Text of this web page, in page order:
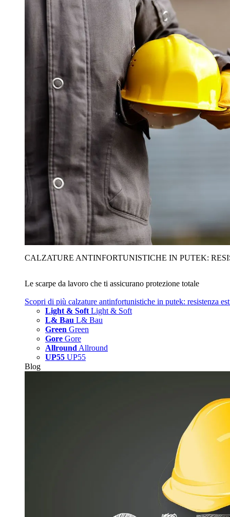
CALZATURE ANTINFORTUNISTICHE IN PUTEK:
Le scarpe da lavoro che ti assicurano protezione totale
Scopri di più calzature antinfortunistiche in putek: resistenza
Light & Soft Light & Soft
L& Bau L& Bau
Green Green
Gore Gore
Allround Allround
UP55 UP55
Blog